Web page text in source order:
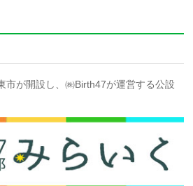
市が開設し、㈱Birth47が運営する公設